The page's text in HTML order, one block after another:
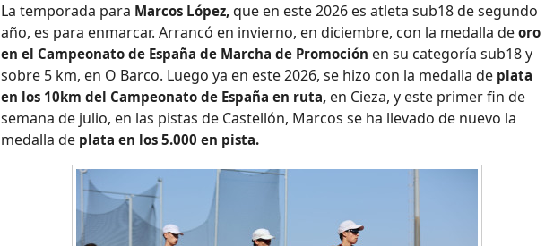
La temporada para Marcos López, que en este 2026 es atleta sub18 de segundo
año, es para enmarcar. Arrancó en invierno, en diciembre, con la medalla deoro
en el Campeonato de España de Marcha de Promoción en su categoría sub18 y
sobre 5 km, en O Barco. Luego ya en este 2026, se hizo con la medalla de plata
en los 10km del Campeonato de España en ruta, en Cieza, y este primer fin de
semana de julio, en las pistas de Castellón, Marcos se ha llevado de nuevo la
medalla de plata en los 5.000 en pista.